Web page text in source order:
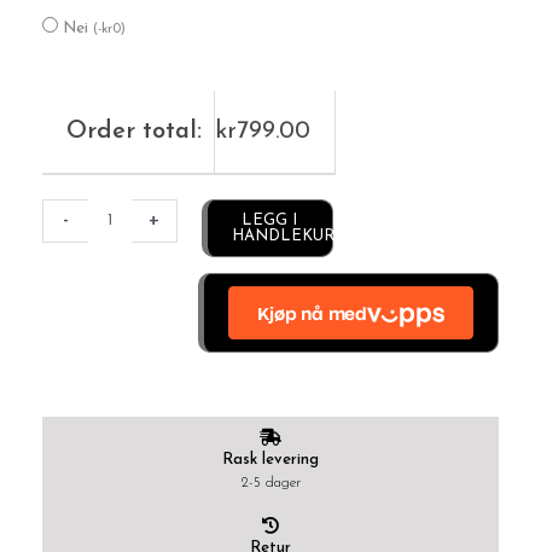
Nei (-kr0)
Order total: kr799.00
- +
LEGG I
HANDLEKURV
Rask levering
2-5 dager
Retur